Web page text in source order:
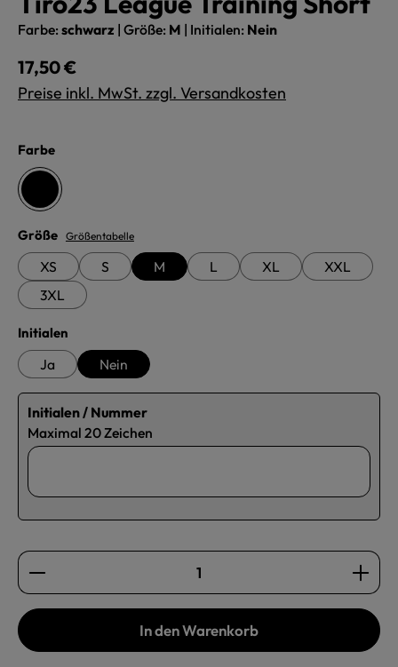
Farbe: schwarz | Größe: M | Initialen: Nein
Regulärer Preis:
17,50 €
Preise inkl. MwSt. zzgl. Versandkosten
Farbeauswählen
schwarz
Größeauswählen
Größentabelle
XS S M L XL
XXL
3XL
Initialen
Ja Nein
Initialen / Nummer
Maximal 20 Zeichen
Produkt Anzahl: Gib den gewünschten Wert ein
In den Warenkorb